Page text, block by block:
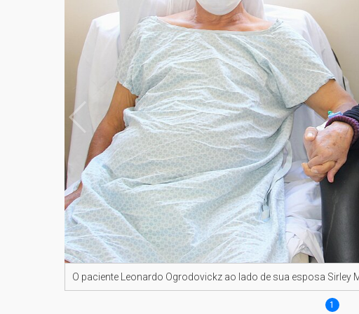
O paciente Leonardo Ogrodovickz ao lado de sua esposa Sirley
1